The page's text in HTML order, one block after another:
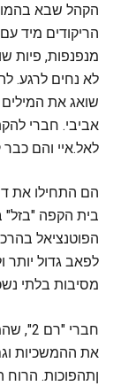
הקהל שבא
הריקודים מיד
מנפנפות, פיות
לא נחים לרגע.
שואג את
לאל.איי והם
הם התחילו את
בית הקפה "בזל"
הפוטנציאל
לפאב גדול יותר
מסיבות בלתי
חברי
את ההמשכיות
ןתהפוכות.